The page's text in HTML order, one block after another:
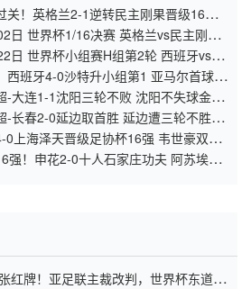
关！英格兰2-1逆转民主刚果晋级16强
日 世界杯1/16决赛 英格兰vs民主刚果
日 世界杯小组赛H组第2轮 西班牙vs沙
西班牙4-0沙特升小组第1 亚马尔首球奥
-大连1-1沈阳三轮不败 沈阳不失球金身
-长春2-0延边取首胜 延边遭三轮不胜
上海泽天晋级足协杯16强 韦世豪双响
强！申花2-0十人石家庄功夫 阿苏埃制
红牌！亚足联主裁改判，世界杯东道主